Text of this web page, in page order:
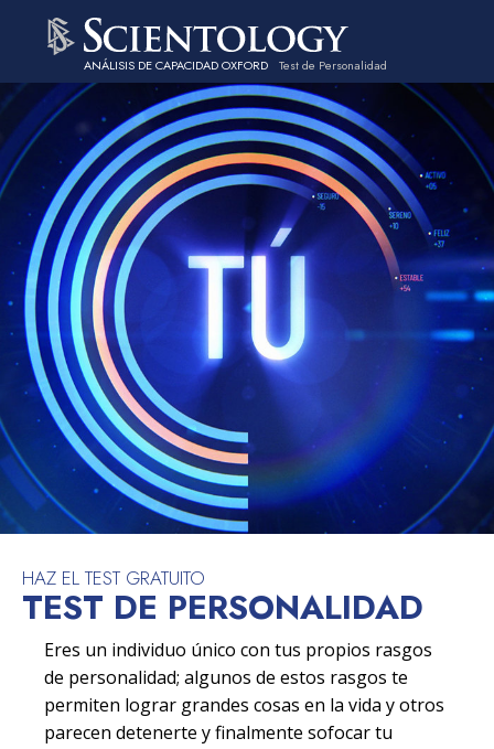
ANÁLISIS DE CAPACIDAD OXFORD Test de Personalidad
HAZ EL TEST GRATUITO
TEST DE PERSONALIDAD
Eres un individuo único con tus propios rasgos
de personalidad; algunos de estos rasgos te
permiten lograr grandes cosas en la vida y otros
parecen detenerte y finalmente sofocar tu